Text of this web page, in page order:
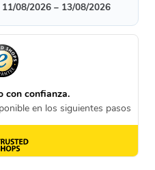
11/08/2026 – 13/08/2026